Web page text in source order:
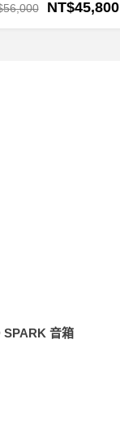
56,000 NT$45,800
SPARK 音箱